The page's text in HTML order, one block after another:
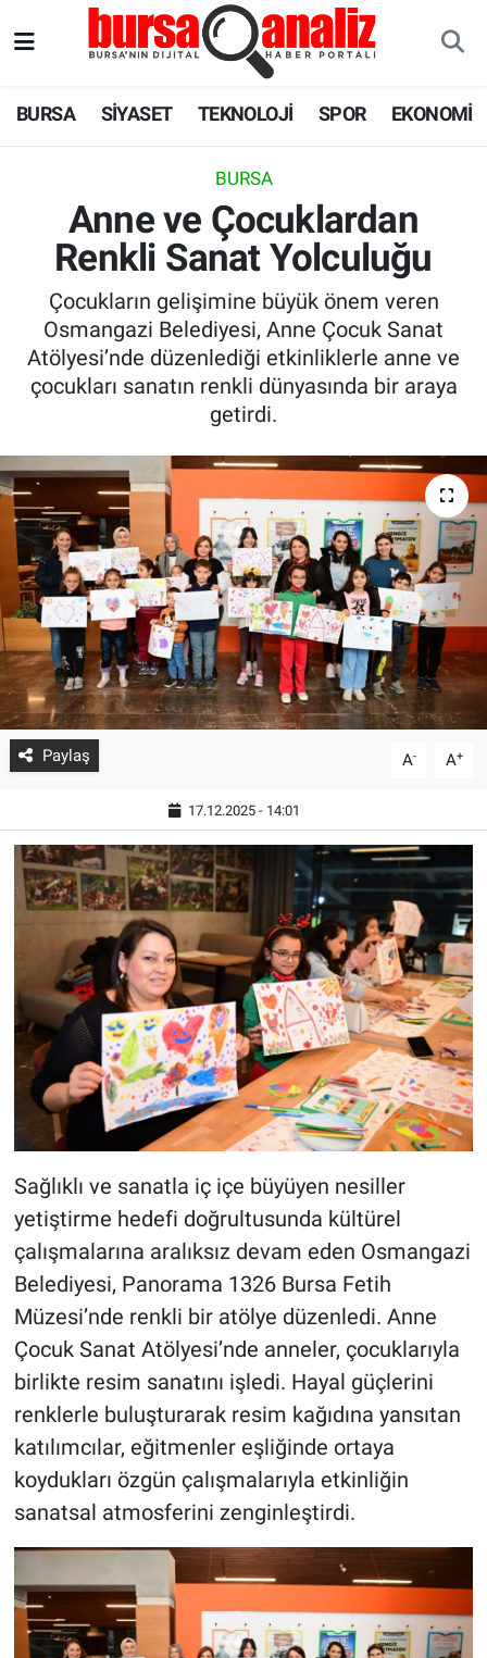
BURSA SİYASET TEKNOLOJİ SPOR EKONOMİ
BURSA
Anne ve Çocuklardan
Renkli Sanat Yolculuğu
Çocukların gelişimine büyük önem veren
Osmangazi Belediyesi, Anne Çocuk Sanat
Atölyesi’nde düzenlediği etkinliklerle anne ve
çocukları sanatın renkli dünyasında bir araya
getirdi.
Paylaş A- A+
17.12.2025 - 14:01
Sağlıklı ve sanatla iç içe büyüyen nesiller
yetiştirme hedefi doğrultusunda kültürel
çalışmalarına aralıksız devam eden Osmangazi
Belediyesi, Panorama 1326 Bursa Fetih
Müzesi’nde renkli bir atölye düzenledi. Anne
Çocuk Sanat Atölyesi’nde anneler, çocuklarıyla
birlikte resim sanatını işledi. Hayal güçlerini
renklerle buluşturarak resim kağıdına yansıtan
katılımcılar, eğitmenler eşliğinde ortaya
koydukları özgün çalışmalarıyla etkinliğin
sanatsal atmosferini zenginleştirdi.
SPOR
EKONOMİ
SAĞLIK
BLOG
Süper Lig Puan Durumu ve Fikstür
Tüm Manşetler
Son Dakika Haberleri